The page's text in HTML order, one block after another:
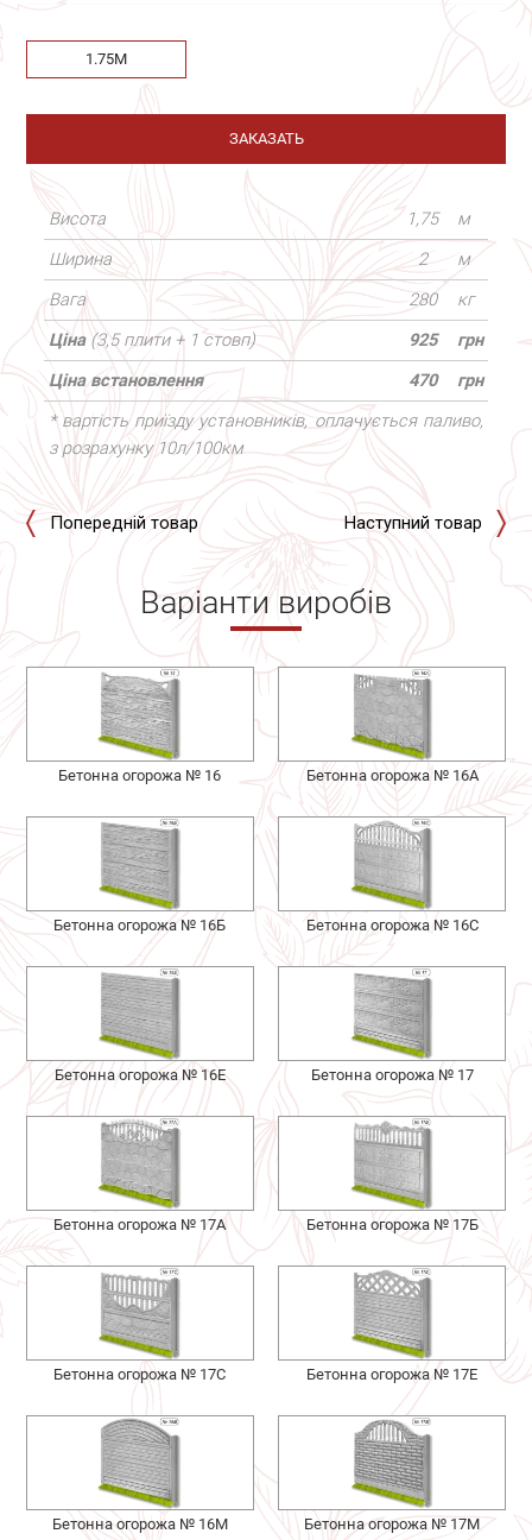
1.75М
ЗАКАЗАТЬ
Висота 1,75
м
Ширина
2
м
Вага
280
кг
Ціна (3,5 плити + 1 стовп) 925
грн
Ціна встановлення
470
грн
* вартість приїзду установників, оплачується паливо,
з розрахунку 10л/100км
Попередній товар Наступний товар
Варіанти виробів
Бетонна огорожа № 16 Бетонна огорожа № 16А
Бетонна огорожа № 16Б Бетонна огорожа № 16С
Бетонна огорожа № 16Е Бетонна огорожа № 17
Бетонна огорожа № 17А Бетонна огорожа № 17Б
Бетонна огорожа № 17С Бетонна огорожа № 17Е
Бетонна огорожа № 16М Бетонна огорожа № 17М